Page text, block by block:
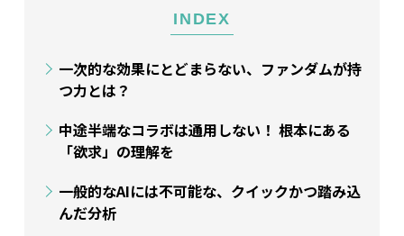
INDEX
一次的な効果にとどまらない、ファンダムが持
つ力とは？
中途半端なコラボは通用しない！ 根本にある
「欲求」の理解を
一般的なAIには不可能な、クイックかつ踏み込
んだ分析